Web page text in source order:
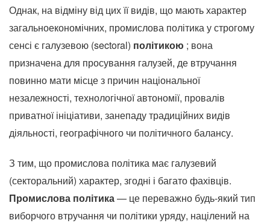
Однак, на відміну від цих її видів, що мають характер
загальноекономічних, промислова політика у строгому
сенсі є галузевою (sectoral) політикою ; вона
призначена для просування галузей, де втручання
повинно мати місце з причин національної
незалежності, технологічної автономії, провалів
приватної ініціативи, занепаду традиційних видів
діяльності, географічного чи політичного балансу.
З тим, що промислова політика має галузевий
(секторальний) характер, згодні і багато фахівців.
Промислова політика— це переважно будь-який тип
виборчого втручання чи політики уряду, націлений на